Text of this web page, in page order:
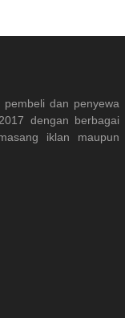
dan penyewa
dengan berbagai
iklan maupun